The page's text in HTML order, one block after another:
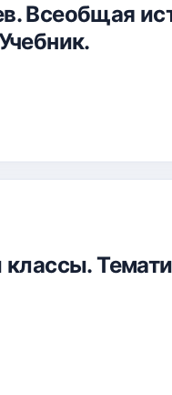
Всеобщая